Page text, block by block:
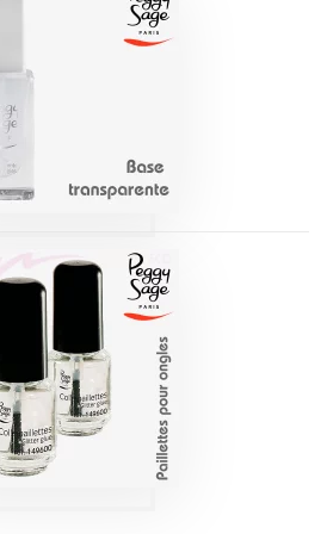
TRANSPARENTE
11ML PEGGY SAGE
COLLE PAILLETTES
POUR ONGLES
4ML PEGGY SAGE
Produits